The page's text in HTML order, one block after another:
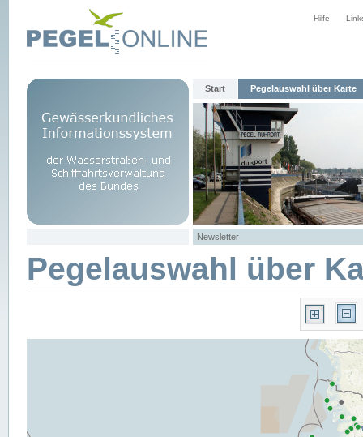
Hilfe
Start Pegelauswahl über Karte
Newsletter
Pegelauswahl über